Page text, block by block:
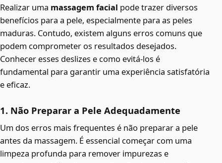
Realizar uma massagem facial pode trazer diversos
benefícios para a pele, especialmente para as peles
maduras. Contudo, existem alguns erros comuns que
podem comprometer os resultados desejados.
Conhecer esses deslizes e como evitá-los é
fundamental para garantir uma experiência satisfatória
e eficaz.
1. Não Preparar a Pele Adequadamente
Um dos erros mais frequentes é não preparar a pele
antes da massagem. É essencial começar com uma
limpeza profunda para remover impurezas e